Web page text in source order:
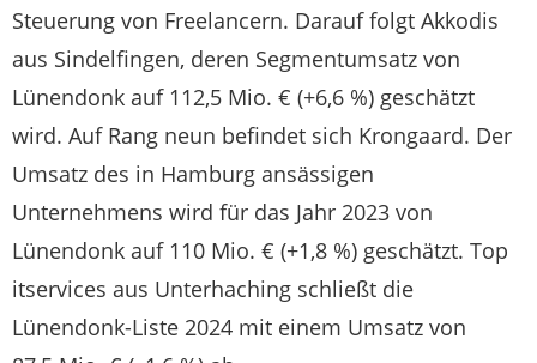
Steuerung von Freelancern. Darauf folgt Akkodis
aus Sindelfingen, deren Segmentumsatz von
Lünendonk auf 112,5 Mio. € (+6,6 %) geschätzt
wird. Auf Rang neun befindet sich Krongaard. Der
Umsatz des in Hamburg ansässigen
Unternehmens wird für das Jahr 2023 von
Lünendonk auf 110 Mio. € (+1,8 %) geschätzt. Top
itservices aus Unterhaching schließt die
Lünendonk-Liste 2024 mit einem Umsatz von